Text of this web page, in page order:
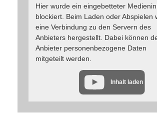
Hier wurde ein eingebetteter
blockiert. Beim Laden oder Abspielen
eine Verbindung zu den Servern des
Anbieters hergestellt. Dabei können
Anbieter personenbezogene Daten
mitgeteilt werden.
Inhalt laden